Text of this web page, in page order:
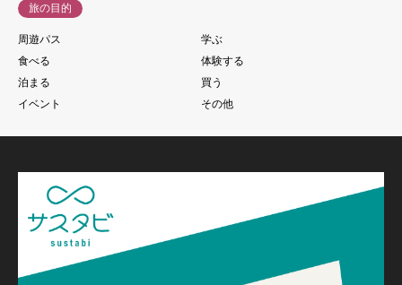
旅の目的
周遊パス
学ぶ
食べる
体験する
泊まる
買う
イベント
その他